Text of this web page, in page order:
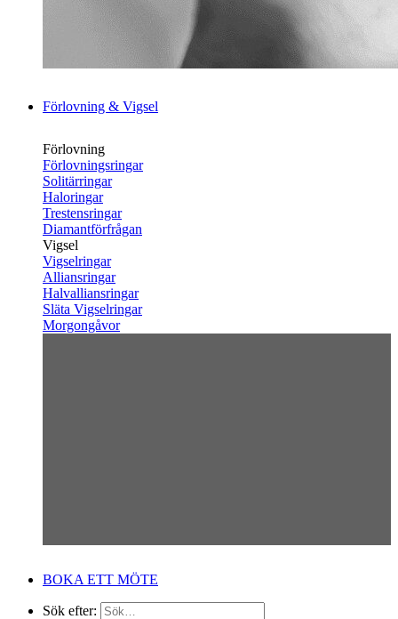
Förlovning & Vigsel
Förlovning
Förlovningsringar
Solitärringar
Haloringar
Trestensringar
Diamantförfrågan
Vigsel
Vigselringar
Alliansringar
Halvalliansringar
Släta Vigselringar
Morgongåvor
BOKA ETT MÖTE
Sök efter: